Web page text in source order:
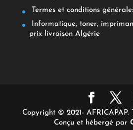
Termes et conditions
Informatique, toner,
prix livraison Algérie
Copyright © 2021- AFRICAPAP.
Conçu et hébergé par